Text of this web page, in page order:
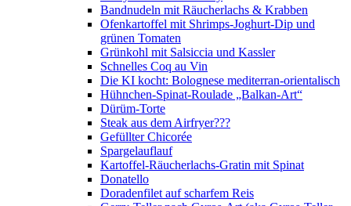
Bandnudeln mit Räucherlachs & Krabben
Ofenkartoffel mit Shrimps-Joghurt-Dip und
grünen Tomaten
Grünkohl mit Salsiccia und Kassler
Schnelles Coq au Vin
Die KI kocht: Bolognese mediterran-orientalisch
Hühnchen-Spinat-Roulade „Balkan-Art“
Dürüm-Torte
Steak aus dem Airfryer???
Gefüllter Chicorée
Spargelauflauf
Kartoffel-Räucherlachs-Gratin mit Spinat
Donatello
Doradenfilet auf scharfem Reis